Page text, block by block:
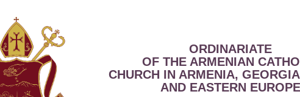
ORDINARIATE
OF THE ARMENIAN
CHURCH IN ARMENIA,
AND EASTERN EUROPE